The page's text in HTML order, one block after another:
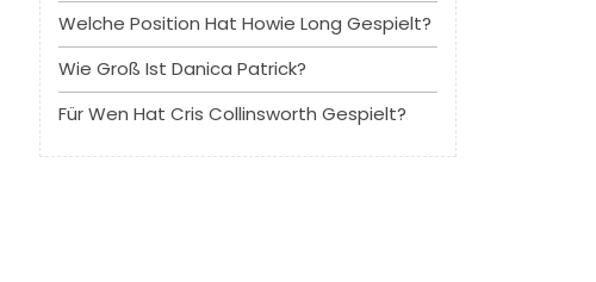
Welche Position Hat Howie Long Gespielt?
Wie Groß Ist Danica Patrick?
Für Wen Hat Cris Collinsworth Gespielt?